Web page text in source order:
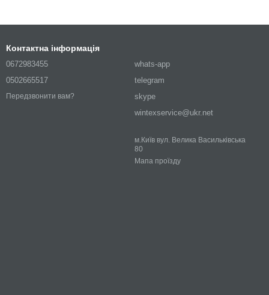
Контактна інформація
0672983455
0502665517
Передзвонити вам?
whats-app
telegram
skype
wintexservice@ukr.net
м.Київ вул. Велика Васильківська
80
Мапа проїзду